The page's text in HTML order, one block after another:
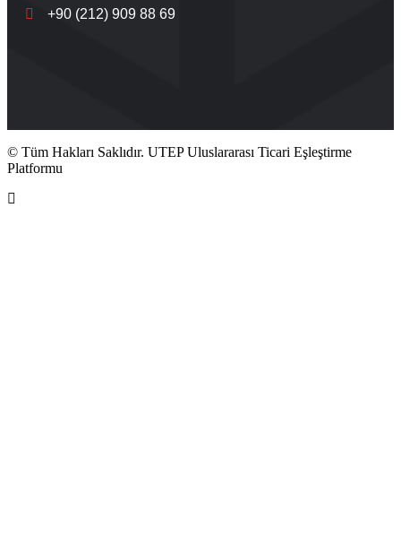
+90 (212) 909 88 69
© Tüm Hakları Saklıdır. UTEP Uluslararası Ticari Eşleştirme
Platformu